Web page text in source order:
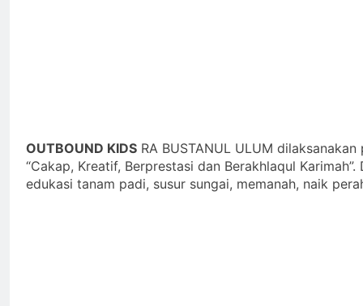
OUTBOUND KIDS RA BUSTANUL ULUM
“Cakap, Kreatif, Berprestasi dan Berakhlaqul
edukasi tanam padi, susur sungai, memanah, naik